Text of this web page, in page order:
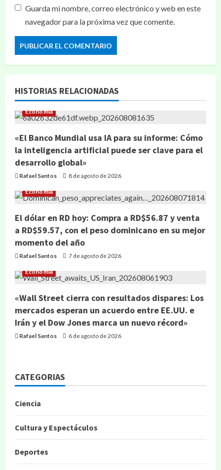
Guarda mi nombre, correo electrónico y web en este
navegador para la próxima vez que comente.
HISTORIAS RELACIONADAS
Economía
«El Banco Mundial usa IA para su informe: Cómo
la inteligencia artificial puede ser clave para el
desarrollo global»
Rafael Santos 8 de agosto de 2026
Economía
El dólar en RD hoy: Compra a RD$56.87 y venta
a RD$59.57, con el peso dominicano en su mejor
momento del año
Rafael Santos 7 de agosto de 2026
Economía
«Wall Street cierra con resultados dispares: Los
mercados esperan un acuerdo entre EE.UU. e
Irán y el Dow Jones marca un nuevo récord»
Rafael Santos 6 de agosto de 2026
CATEGORIAS
Ciencia
Cultura y Espectáculos
Deportes